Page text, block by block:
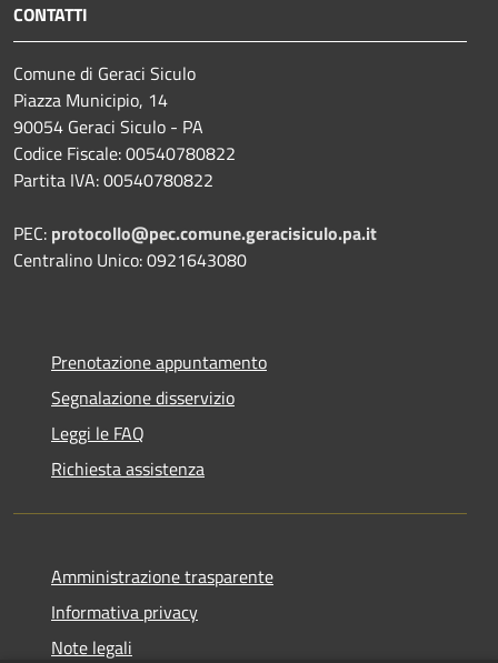
CONTATTI
Comune di Geraci Siculo
Piazza Municipio, 14
90054 Geraci Siculo - PA
Codice Fiscale: 00540780822
Partita IVA: 00540780822
PEC: protocollo@pec.comune.geracisiculo.pa.it
Centralino Unico: 0921643080
Prenotazione appuntamento
Segnalazione disservizio
Leggi le FAQ
Richiesta assistenza
Amministrazione trasparente
Informativa privacy
Note legali